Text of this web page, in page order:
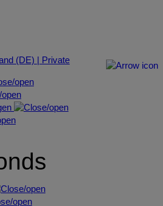
(DE) | Private